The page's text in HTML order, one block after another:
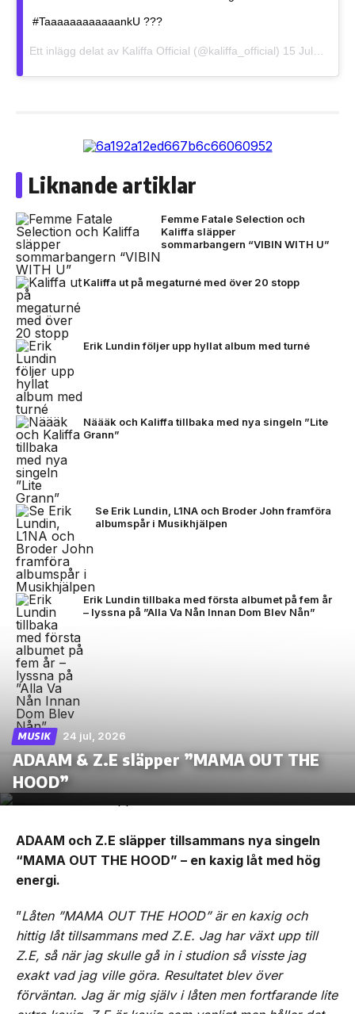
#TaaaaaaaaaaaankU ???
Ett inlägg delat av Kaliffa Official (@kaliffa_official) 15 Jul 2019 kl. 11:24 PDT
Liknande artiklar
Femme Fatale Selection och
Kaliffa släpper
sommarbangern “VIBIN WITH U”
Kaliffa ut på megaturné med över 20 stopp
Erik Lundin följer upp hyllat album med turné
Näääk och Kaliffa tillbaka med nya singeln ”Lite
Grann”
Se Erik Lundin, L1NA och Broder John framföra
albumspår i Musikhjälpen
Erik Lundin tillbaka med första albumet på fem år
– lyssna på ”Alla Va Nån Innan Dom Blev Nån”
MUSIK 24 jul, 2026
ADAAM & Z.E släpper ”MAMA OUT THE
HOOD”
ADAAM och Z.E släpper tillsammans nya singeln
“MAMA OUT THE HOOD” – en kaxig låt med hög
energi.
”Låten ”MAMA OUT THE HOOD” är en kaxig och
hittig låt tillsammans med Z.E. Jag har växt upp till
Z.E, så när jag skulle gå in i studion så visste jag
exakt vad jag ville göra. Resultatet blev över
förväntan. Jag är mig själv i låten men fortfarande lite